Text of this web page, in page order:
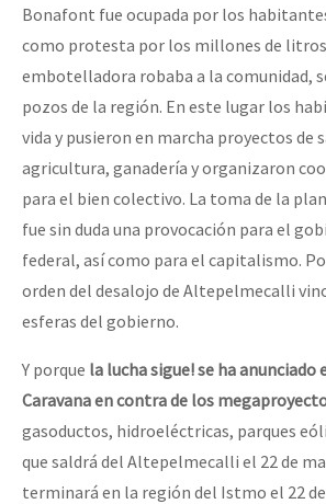
Bonafont fue ocupada por los
como protesta por los millones de litros
embotelladora robaba a la comunidad,
pozos de la región. En este lugar los
vida y pusieron en marcha proyectos de
agricultura, ganadería y organizaron
para el bien colectivo. La toma de la
fue sin duda una provocación para el
federal, así como para el capitalismo.
orden del desalojo de Altepelmecalli
esferas del gobierno.
Y porque la lucha sigue! se ha anunciado
Caravana en contra de los
gasoductos, hidroeléctricas, parques
que saldrá del Altepelmecalli el 22 de
terminará en la región del Istmo el 22